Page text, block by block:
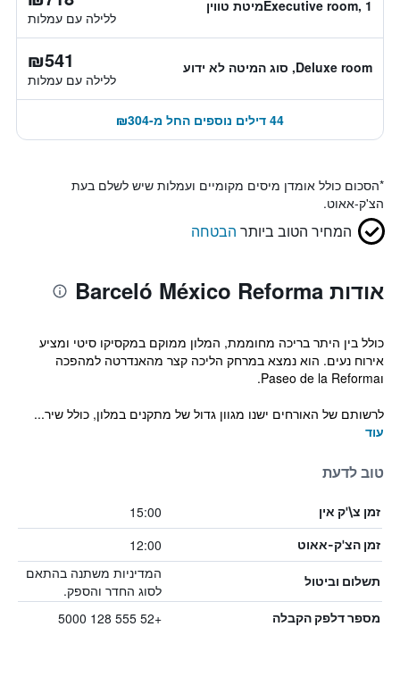
Executive room, 1מיטת טווין
ללילה עם עמלות
Deluxe room, סוג המיטה לא ידוע ₪541
ללילה עם עמלות
44 דילים נוספים החל מ-₪304
*הסכום כולל אומדן מיסים מקומיים ועמלות שיש לשלם בעת
הצ'ק-אאוט.
המחיר הטוב ביותר הבטחה
אודות Barceló México Reforma
כולל בין היתר בריכה מחוממת, המלון ממוקם במקסיקו סיטי ומציע
אירוח נעים. הוא נמצא במרחק הליכה קצר מהאנדרטה למהפכה
וPaseo de la Reforma.
לרשותם של האורחים ישנו מגוון גדול של מתקנים במלון, כולל שיר...
עוד
טוב לדעת
זמן צ\'ק אין 15:00
זמן הצ'ק-אאוט 12:00
תשלום וביטול
המדיניות משתנה בהתאם
לסוג החדר והספק.
מספר דלפק הקבלה +52 555 128 5000